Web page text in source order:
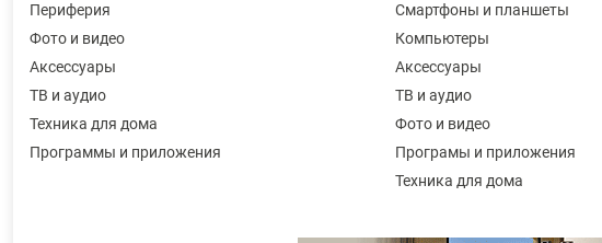
Периферия
Фото и видео
Аксессуары
ТВ и аудио
Техника для дома
Программы и приложения
Смартфоны и планшеты
Компьютеры
Аксессуары
ТВ и аудио
Фото и видео
Програмы и приложения
Техника для дома